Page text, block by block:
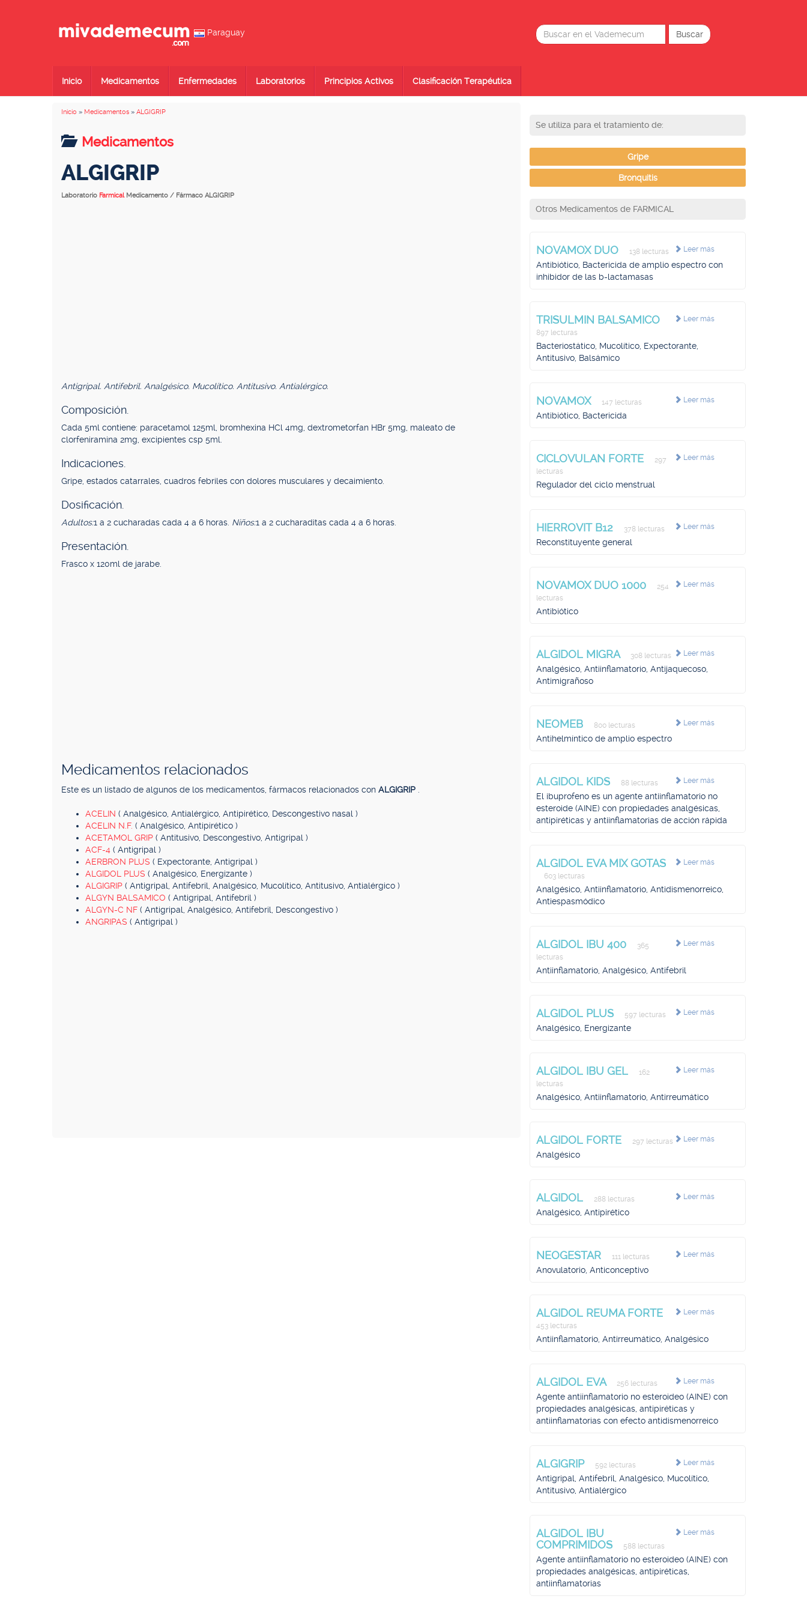
Paraguay
Inicio Medicamentos Enfermedades Laboratorios Principios Activos Clasificación Terapéutica
Inicio » Medicamentos » ALGIGRIP
Medicamentos
ALGIGRIP
Laboratorio Farmical Medicamento / Fármaco ALGIGRIP
Antigripal. Antifebril. Analgésico. Mucolítico. Antitusivo. Antialérgico.
Composición.
Cada 5ml contiene: paracetamol 125ml, bromhexina HCl 4mg, dextrometorfan HBr 5mg, maleato de
clorfeniramina 2mg, excipientes csp 5ml.
Indicaciones.
Gripe, estados catarrales, cuadros febriles con dolores musculares y decaimiento.
Dosificación.
Adultos:1 a 2 cucharadas cada 4 a 6 horas. Niños:1 a 2 cucharaditas cada 4 a 6 horas.
Presentación.
Frasco x 120ml de jarabe.
Medicamentos relacionados
Este es un listado de algunos de los medicamentos, fármacos relacionados con ALGIGRIP
ACELIN ( Analgésico, Antialérgico, Antipirético, Descongestivo nasal )
ACELIN N.F. ( Analgésico, Antipirético )
ACETAMOL GRIP ( Antitusivo, Descongestivo, Antigripal )
ACF-4 ( Antigripal )
AERBRON PLUS ( Expectorante, Antigripal )
ALGIDOL PLUS ( Analgésico, Energizante )
ALGIGRIP ( Antigripal, Antifebril, Analgésico, Mucolítico, Antitusivo, Antialérgico )
ALGYN BALSAMICO ( Antigripal, Antifebril )
ALGYN-C NF ( Antigripal, Analgésico, Antifebril, Descongestivo )
ANGRIPAS ( Antigripal )
Se utiliza para el tratamiento de:
Gripe
Bronquitis
Otros Medicamentos de FARMICAL
Leer más
NOVAMOX DUO 138 lecturas
Antibiótico, Bactericida de amplio espectro con
inhibidor de las b-lactamasas
Leer más
TRISULMIN BALSAMICO
897 lecturas
Bacteriostático, Mucolítico, Expectorante,
Antitusivo, Balsámico
Leer más
NOVAMOX 147 lecturas
Antibiótico, Bactericida
Leer más
CICLOVULAN FORTE
297
lecturas
Regulador del ciclo menstrual
Leer más
HIERROVIT B12 378 lecturas
Reconstituyente general
Leer más
NOVAMOX DUO 1000
254
lecturas
Antibiótico
Leer más
ALGIDOL MIGRA 308 lecturas
Analgésico, Antiinflamatorio, Antijaquecoso,
Antimigrañoso
Leer más
NEOMEB 800 lecturas
Antihelmíntico de amplio espectro
Leer más
ALGIDOL KIDS 88 lecturas
El ibuprofeno es un agente antiinflamatorio no
esteroide (AINE) con propiedades analgésicas,
antipiréticas y antiinflamatorias de acción rápida
Leer más
ALGIDOL EVA MIX GOTAS
603 lecturas
Analgésico, Antiinflamatorio, Antidismenorreico,
Antiespasmódico
Leer más
ALGIDOL IBU 400
365
lecturas
Antiinflamatorio, Analgésico, Antifebril
Leer más
ALGIDOL PLUS 597 lecturas
Analgésico, Energizante
Leer más
ALGIDOL IBU GEL
162
lecturas
Analgésico, Antiinflamatorio, Antirreumático
Leer más
ALGIDOL FORTE 297 lecturas
Analgésico
Leer más
ALGIDOL 288 lecturas
Analgésico, Antipirético
Leer más
NEOGESTAR 111 lecturas
Anovulatorio, Anticonceptivo
Leer más
ALGIDOL REUMA FORTE
453 lecturas
Antiinflamatorio, Antirreumático, Analgésico
Leer más
ALGIDOL EVA 256 lecturas
Agente antiinflamatorio no esteroideo (AINE) con
propiedades analgésicas, antipiréticas y
antiinflamatorias con efecto antidismenorreico
Leer más
ALGIGRIP 592 lecturas
Antigripal, Antifebril, Analgésico, Mucolítico,
Antitusivo, Antialérgico
Leer más
ALGIDOL IBU
COMPRIMIDOS
588 lecturas
Agente antiinflamatorio no esteroideo (AINE) con
propiedades analgésicas, antipiréticas,
antiinflamatorias